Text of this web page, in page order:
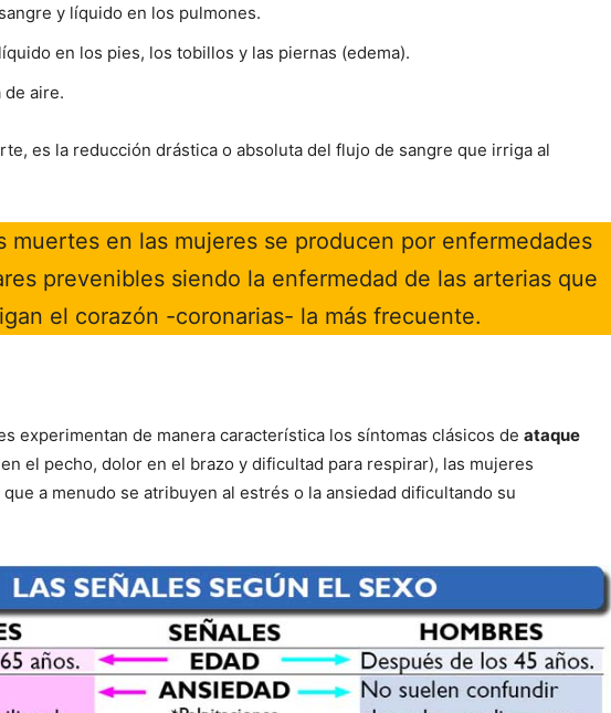
y líquido en los pulmones.
en los pies, los tobillos y las piernas (edema).
de aire.
es la reducción drástica o absoluta del flujo de sangre que irriga al
muertes en las mujeres se producen por enfermedades
prevenibles siendo la enfermedad de las arterias que
el corazón -coronarias- la más frecuente.
experimentan de manera característica los síntomas clásicos de ataque
el pecho, dolor en el brazo y dificultad para respirar), las mujeres
a menudo se atribuyen al estrés o la ansiedad dificultando su